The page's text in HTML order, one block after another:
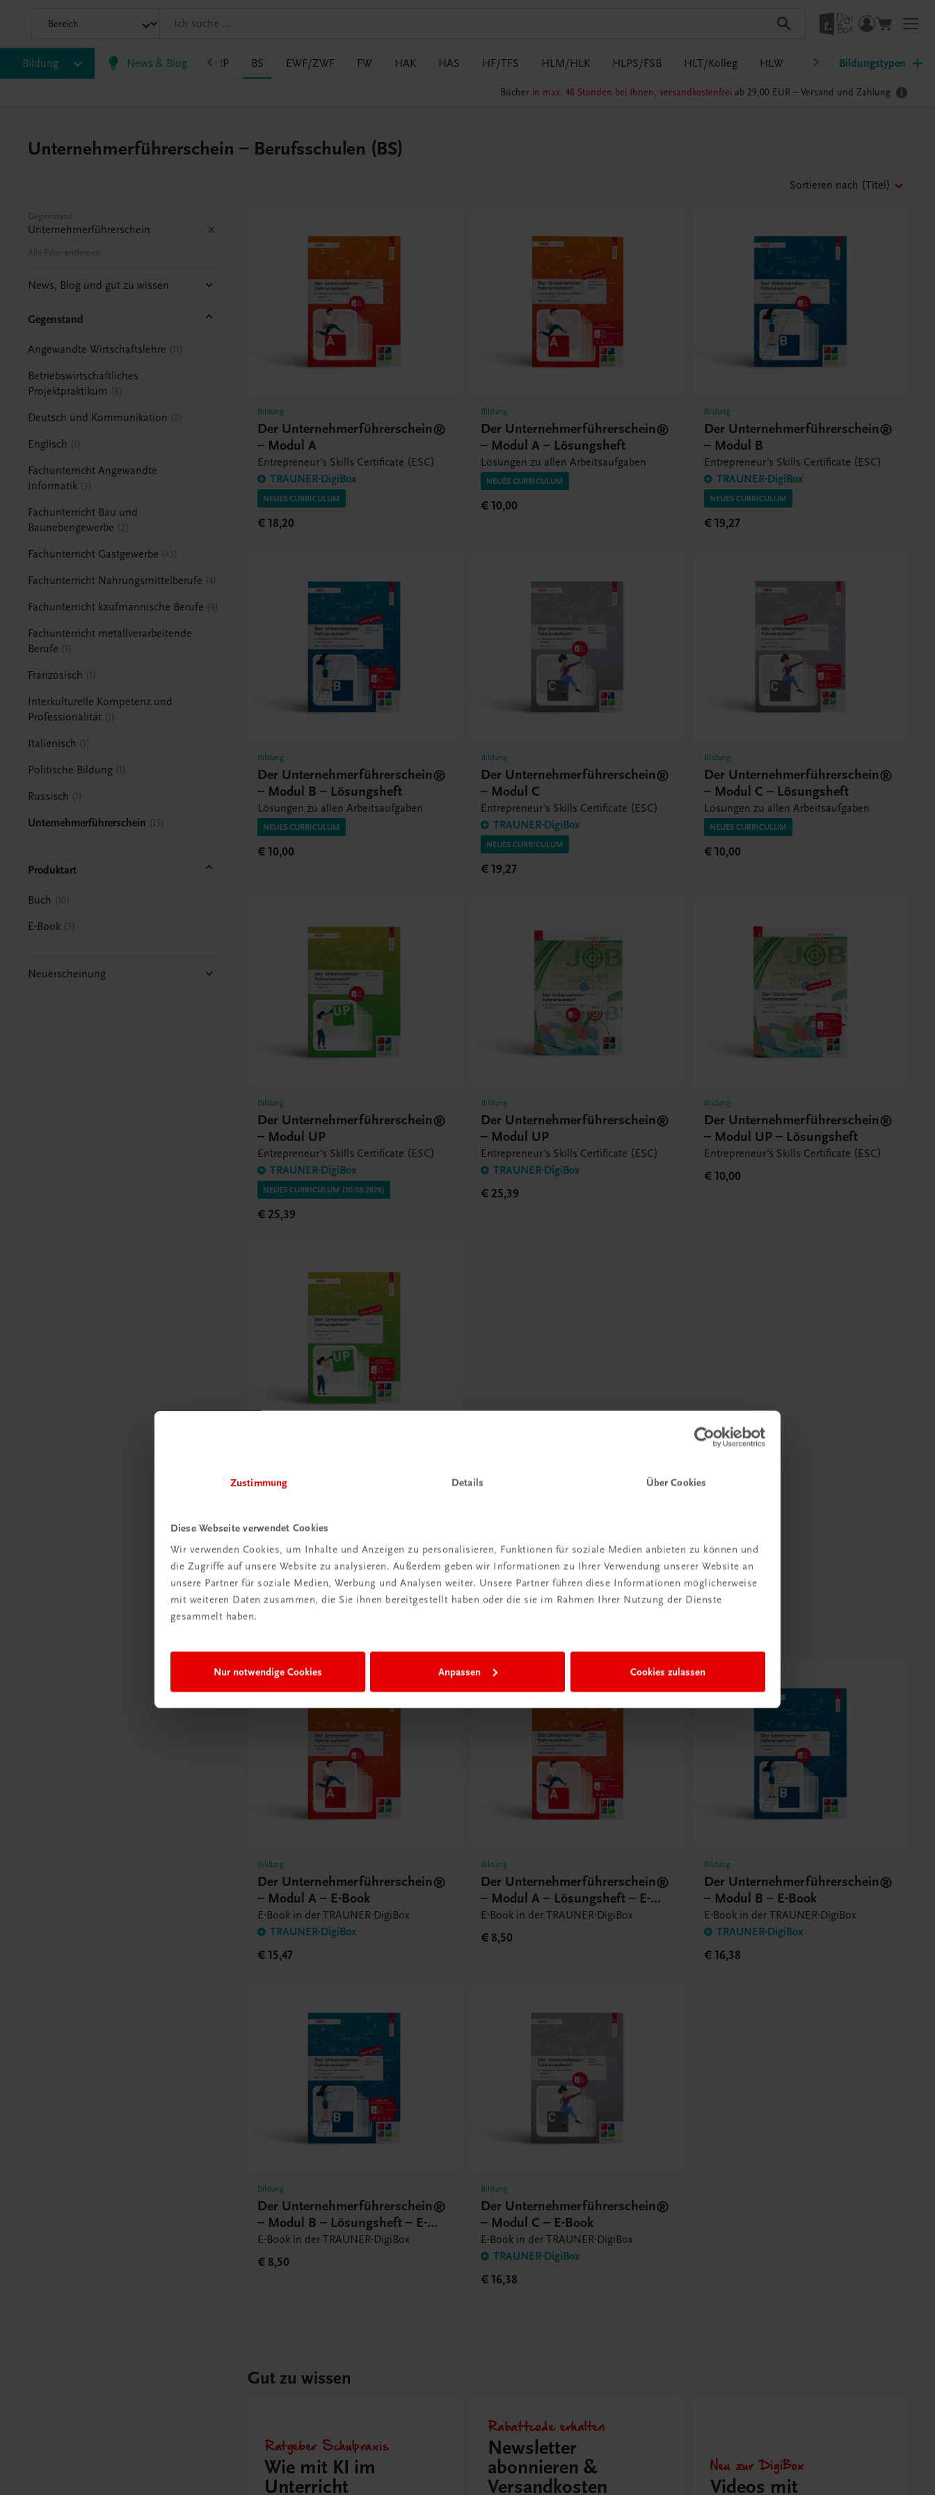
Zustimmung Details Über Cookies
Diese Webseite verwendet Cookies
Wir verwenden Cookies, um Inhalte und Anzeigen zu personalisieren, Funktionen für soziale Medien anbieten zu können und
die Zugriffe auf unsere Website zu analysieren. Außerdem geben wir Informationen zu Ihrer Verwendung unserer Website an
unsere Partner für soziale Medien, Werbung und Analysen weiter. Unsere Partner führen diese Informationen möglicherweise
mit weiteren Daten zusammen, die Sie ihnen bereitgestellt haben oder die sie im Rahmen Ihrer Nutzung der Dienste
gesammelt haben.
Nur notwendige Cookies Anpassen Cookies zulassen
Bildung News & Blog
VS AHS BAFEP/BASOP BRP BS EWF/ZWF FW HAK HAS HF/TFS HLM/HLK HLPS/FSB HLT/Kolleg HLW HTL/FS LW/LWBF
Bildungstypen
Bücher in max. 48 Stunden bei Ihnen, versandkostenfrei ab 29,00 EUR – Versand und Zahlung
Unternehmerführerschein – Berufsschulen (BS)
Sortieren nach (Titel)
Gegenstand
Unternehmerführerschein
Alle Filter entfernen
News, Blog und gut zu wissen
Gegenstand
Angewandte Wirtschaftslehre 11
Betriebswirtschaftliches
Projektpraktikum
8
Deutsch und Kommunikation 2
Englisch 1
Fachunterricht Angewandte
Informatik
3
Fachunterricht Bau und
Baunebengewerbe
2
Fachunterricht Gastgewerbe 45
Fachunterricht Nahrungsmittelberufe 4
Fachunterricht kaufmännische Berufe 9
Fachunterricht metallverarbeitende
Berufe
1
Französisch 1
Interkulturelle Kompetenz und
Professionalität 1
Italienisch 1
Politische Bildung 1
Russisch 1
Unternehmerführerschein 15
Produktart
Buch 10
E-Book 5
Neuerscheinung
Bildung
Der Unternehmerführerschein®
– Modul A
Entrepreneur's Skills Certificate (ESC)
TRAUNER-DigiBox
NEUES CURRICULUM
€ 18,20
Bildung
Der Unternehmerführerschein®
– Modul A – Lösungsheft
Lösungen zu allen Arbeitsaufgaben
NEUES CURRICULUM
€ 10,00
Bildung
Der Unternehmerführerschein®
– Modul B
Entrepreneur's Skills Certificate (ESC)
TRAUNER-DigiBox
NEUES CURRICULUM
€ 19,27
Bildung
Der Unternehmerführerschein®
– Modul B – Lösungsheft
Lösungen zu allen Arbeitsaufgaben
NEUES CURRICULUM
€ 10,00
Bildung
Der Unternehmerführerschein®
– Modul C
Entrepreneur's Skills Certificate (ESC)
TRAUNER-DigiBox
NEUES CURRICULUM
€ 19,27
Bildung
Der Unternehmerführerschein®
– Modul C – Lösungsheft
Lösungen zu allen Arbeitsaufgaben
NEUES CURRICULUM
€ 10,00
Bildung
Der Unternehmerführerschein®
– Modul UP
Entrepreneur's Skills Certificate (ESC)
TRAUNER-DigiBox
NEUES CURRICULUM (10.08.2026)
€ 25,39
Bildung
Der Unternehmerführerschein®
– Modul UP
Entrepreneur's Skills Certificate (ESC)
TRAUNER-DigiBox
€ 25,39
Bildung
Der Unternehmerführerschein®
– Modul UP – Lösungsheft
Entrepreneur's Skills Certificate (ESC)
€ 10,00
– Modul UP – Lösungsheft
€ 10,00
Bildung
Der Unternehmerführerschein®
– Modul A – E-Book
E-Book in der TRAUNER-DigiBox
TRAUNER-DigiBox
€ 15,47
Bildung
Der Unternehmerführerschein®
– Modul A – Lösungsheft – E-
Book
E-Book in der TRAUNER-DigiBox
€ 8,50
Bildung
Der Unternehmerführerschein®
– Modul B – E-Book
E-Book in der TRAUNER-DigiBox
TRAUNER-DigiBox
€ 16,38
Bildung
Der Unternehmerführerschein®
– Modul B – Lösungsheft – E-
Book
E-Book in der TRAUNER-DigiBox
€ 8,50
Bildung
Der Unternehmerführerschein®
– Modul C – E-Book
E-Book in der TRAUNER-DigiBox
TRAUNER-DigiBox
€ 16,38
Gut zu wissen
Ratgeber Schulpraxis
Wie mit KI im
Unterricht
Rabattcode erhalten
Newsletter
abonnieren &
Versandkosten
Neu zur DigiBox
Videos mit